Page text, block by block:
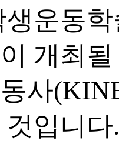
운동
개최
사
입니